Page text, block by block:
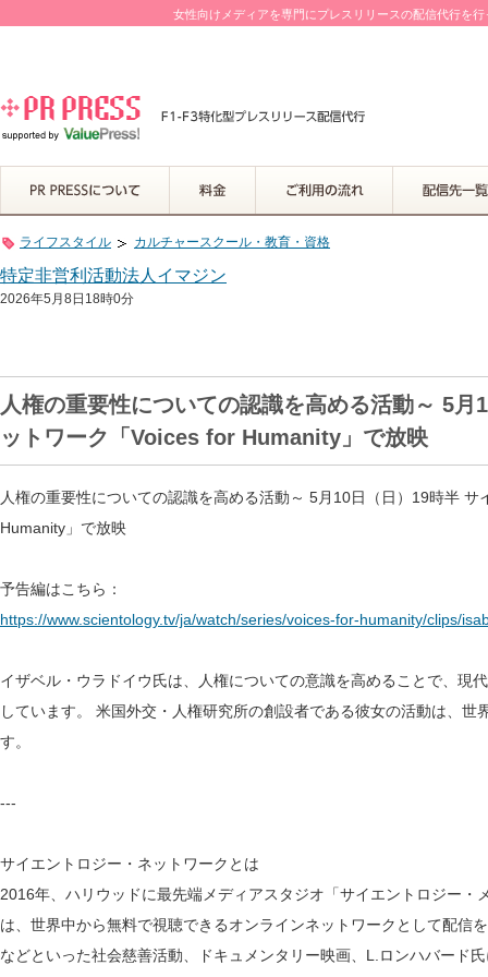
女性向けメディアを専門にプレスリリースの配信代行を
ライフスタイル カルチャースクール・教育・資格
特定非営利活動法人イマジン
2026年5月8日18時0分
人権の重要性についての認識を高める活動～ 5
ットワーク「Voices for Humanity」で放映
人権の重要性についての認識を高める活動～ 5月10日（日）19時半
Humanity」で放映
予告編はこちら：
https://www.scientology.tv/ja/watch/series/voices-for-humanity/clips/
イザベル・ウラドイウ氏は、人権についての意識を高めることで、現
しています。 米国外交・人権研究所の創設者である彼女の活動は、
す。
---
サイエントロジー・ネットワークとは
2016年、ハリウッドに最先端メディアスタジオ「サイエントロジー
は、世界中から無料で視聴できるオンラインネットワークとして配信
などといった社会慈善活動、ドキュメンタリー映画、L.ロンハバード